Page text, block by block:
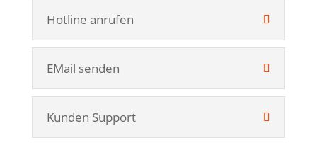
Hotline anrufen
EMail senden
Kunden Support